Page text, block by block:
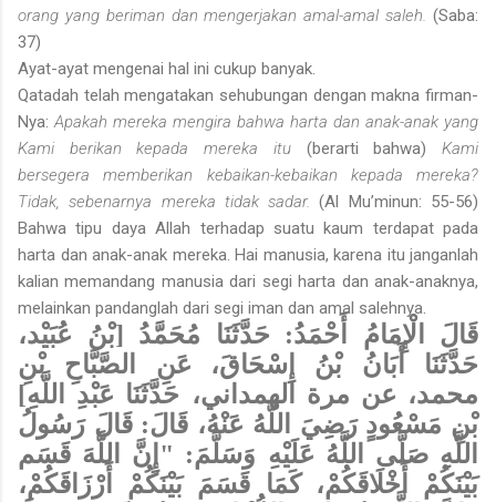
orang yang beriman dan mengerjakan amal-amal saleh. (Saba:
37)
Ayat-ayat mengenai hal ini cukup banyak.
Qatadah telah mengatakan sehubungan dengan makna firman-
Nya: Apakah mereka mengira bahwa harta dan anak-anak yang
Kami berikan kepada mereka itu (berarti bahwa)Kami
bersegera memberikan kebaikan-kebaikan kepada mereka?
Tidak, sebenarnya mereka tidak sadar.(Al Mu’minun: 55-56)
Bahwa tipu daya Allah terhadap suatu kaum terdapat pada
harta dan anak-anak mereka. Hai manusia, karena itu janganlah
kalian memandang manusia dari segi harta dan anak-anaknya,
melainkan pandanglah dari segi iman dan amal salehnya.
قَالَ الْإِمَامُ أَحْمَدُ: حَدَّثَنَا مُحَمَّدُ [بْنُ عُبَيْد،
حَدَّثَنَا أَبَانُ بْنُ إِسْحَاقَ، عَنِ الصَّبَّاحِ بْنِ
محمد، عن مرة الهمداني، حَدَّثَنَا عَبْدِ اللَّهِ]
بْنِ مَسْعُودٍ رَضِيَ اللَّهُ عَنْهُ، قَالَ: قَالَ رَسُولُ
اللَّهِ صَلَّى اللَّهُ عَلَيْهِ وَسَلَّمَ: "إِنَّ اللَّهَ قَسَم
بَيْنَكُمْ أَخْلَاقَكُمْ، كَمَا قَسَمَ بَيْنَكُمْ أَرْزَاقَكُمْ،